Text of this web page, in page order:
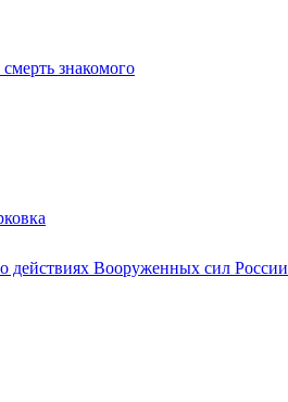
знакомого
действиях Вооруженных сил России